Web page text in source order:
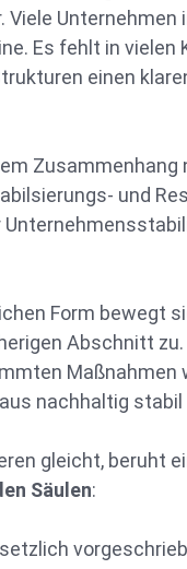
Es fehlt in
einen
und
Form bewegt
Abschnitt
Maßnahmen
nachhaltig stabil
gleicht, beruht
Säulen: